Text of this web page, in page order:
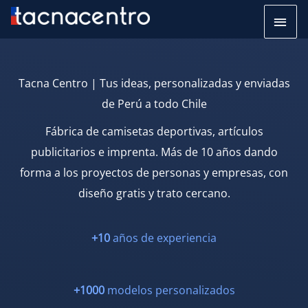
Tacna Centro | Tus ideas, personalizadas y enviadas
de Perú a todo Chile
Fábrica de camisetas deportivas, artículos
publicitarios e imprenta. Más de 10 años dando
forma a los proyectos de personas y empresas, con
diseño gratis y trato cercano.
+10años de experiencia
+1000modelos personalizados